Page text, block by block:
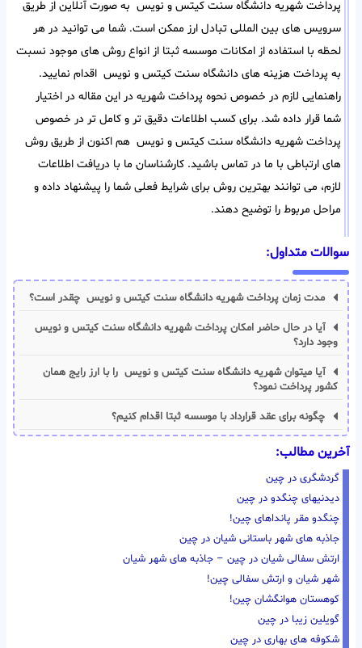
پرداخت شهریه دانشگاه سنت کیتس و نویس به صورت آنلاین از طریق
سرویس های بین المللی تبادل ارز ممکن است. شما می توانید در هر
لحظه با استفاده از امکانات موسسه ثبتا از انواع روش های موجود نسبت
به پرداخت هزینه های دانشگاه سنت کیتس و نویس اقدام نمایید.
راهنمایی لازم در خصوص نحوه پرداخت شهریه در این مقاله در اختیار
شما قرار داده شد. برای کسب اطلاعات دقیق تر و کامل تر در خصوص
پرداخت شهریه دانشگاه سنت کیتس و نویس هم اکنون از طریق روش
های ارتباطی با ما در تماس باشید. کارشناسان ما با دریافت اطلاعات
لازم، می توانند بهترین روش برای شرایط فعلی شما را پیشنهاد داده و
مراحل مربوط را توضیح دهند.
سوالات متداول:
مدت زمان پرداخت شهریه دانشگاه سنت کیتس و نویس چقدر است؟
آیا در حال حاضر امکان پرداخت شهریه دانشگاه سنت کیتس و نویس
وجود دارد؟
آیا میتوان شهریه دانشگاه سنت کیتس و نویس را با ارز رایج همان
کشور پرداخت نمود؟
چگونه برای عقد قرارداد با موسسه ثبتا اقدام کنیم؟
آخرین مطالب:
گردشگری در چین
دیدنیهای چنگدو در چین
چنگدو مقر پانداهای چین!
جاذبه های شهر باستانی شیان در چین
ارتش سفالی شیان در چین – جاذبه های شهر شیان
شهر شیان و ارتش سفالی چین!
کوهستان هوانگشان چین!
گویلین زیبا در چین
شکوفه های بهاری در چین